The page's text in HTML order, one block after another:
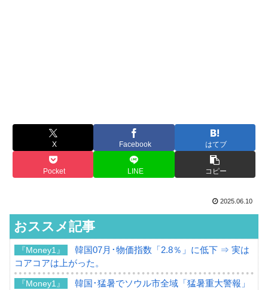
X Facebook はてブ
Pocket LINE コピー
2025.06.10
おススメ記事
『Money1』
韓国07月･物価指数「2.8％」に低下 ⇒ 実は
コアコアは上がった。
『Money1』
韓国･猛暑でソウル市全域「猛暑重大警報」